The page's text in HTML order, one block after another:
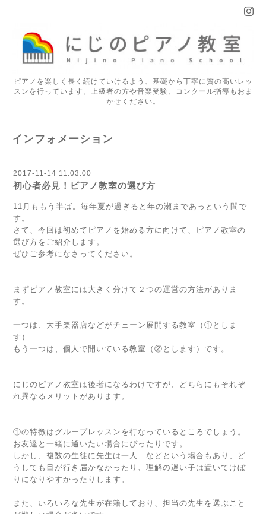
ピアノを楽しく長く続けていけるよう、基礎から丁寧に質の高いレッ
スンを行っています。上級者の方や音楽受験、コンクール指導もおま
かせください。
インフォメーション
2017-11-14 11:03:00
初心者必見！ピアノ教室の選び方
11月ももう半ば。毎年夏が過ぎると年の瀬まであっという間で
す。
さて、今回は初めてピアノを始める方に向けて、ピアノ教室の
選び方をご紹介します。
ぜひご参考になさってください。
まずピアノ教室には大きく分けて２つの運営の方法がありま
す。
一つは、大手楽器店などがチェーン展開する教室（①としま
す）
もう一つは、個人で開いている教室（②とします）です。
にじのピアノ教室は後者になるわけですが、どちらにもそれぞ
れ異なるメリットがあります。
①の特徴はグループレッスンを行なっているところでしょう。
お友達と一緒に通いたい場合にぴったりです。
しかし、複数の生徒に先生は一人…などという場合もあり、ど
うしても目が行き届かなかったり、理解の遅い子は置いてけぼ
りになりやすかったりします。
また、いろいろな先生が在籍しており、担当の先生を選ぶこと